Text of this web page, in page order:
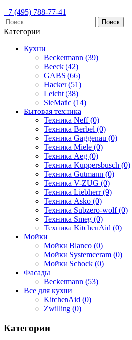
+7 (495) 788-77-41
Поиск
Категории
Кухни
Beckermann (39)
Beeck (42)
GABS (66)
Hacker (51)
Leicht (38)
SieMatic (14)
Бытовая техника
Техника Neff (0)
Техника Berbel (0)
Техника Gaggenau (0)
Техника Miele (0)
Техника Aeg (0)
Техника Kuppersbusch (0)
Техника Gutmann (0)
Техника V-ZUG (0)
Техника Liebherr (9)
Техника Asko (0)
Техника Subzero-wolf (0)
Техника Smeg (0)
Техника KitchenAid (0)
Мойки
Мойки Blanco (0)
Мойки Systemceram (0)
Мойки Schock (0)
Фасады
Beckermann (53)
Все для кухни
KitchenAid (0)
Zwilling (0)
Категории